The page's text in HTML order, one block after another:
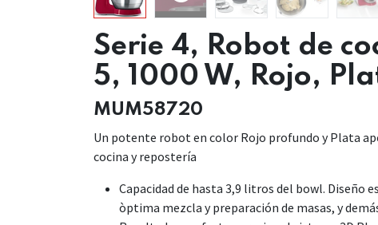
Serie 4, Robot de
5, 1000 W, Rojo,
MUM58720
Un potente robot en color Rojo profundo y Plata
cocina y repostería
Capacidad de hasta 3,9 litros del bowl. Diseño
òptima mezcla y preparación de masas, y